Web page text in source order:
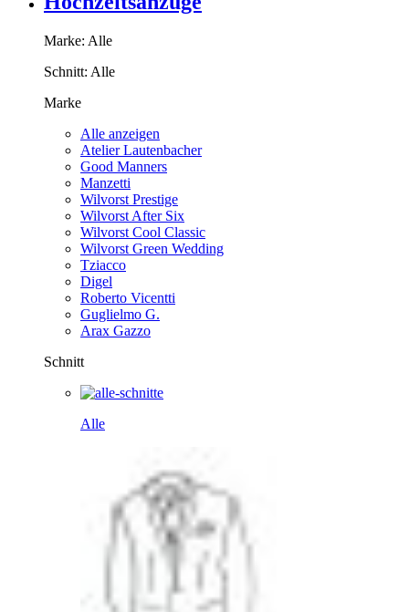
Marke: Alle
Schnitt: Alle
Marke
Alle anzeigen
Atelier Lautenbacher
Good Manners
Manzetti
Wilvorst Prestige
Wilvorst After Six
Wilvorst Cool Classic
Wilvorst Green Wedding
Tziacco
Digel
Roberto Vicentti
Guglielmo G.
Arax Gazzo
Schnitt
Alle